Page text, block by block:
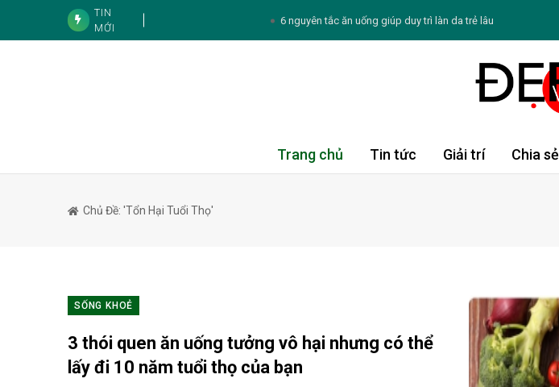
TIN
MỚI
6 nguyên tắc ăn uống giúp duy trì làn da trẻ lâu
Tình bạn của NSND Hồng Vân và nghệ sĩ Hồng Đào
3 gương mặt cùng tên Phương Oanh ghi dấu ấn ở 3 lĩnh vực hoàn toàn khác
Tử vi cá nhân hàng ngày 12 cung Hoàng Đạo thứ năm ngày 6/8/2026: Bọ Cạp
Trang chủ Tin tức Giải trí Chia sẻ
Chủ Đề: 'Tổn Hại Tuổi Thọ'
SỐNG KHOẺ
3 thói quen ăn uống tưởng vô hại nhưng có thể
lấy đi 10 năm tuổi thọ của bạn